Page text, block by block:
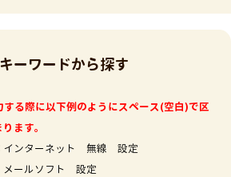
キーワードから探す
る際に以下例のようにスペース(空白)で区
ます。
インターネット 無線 設定
ト 設定